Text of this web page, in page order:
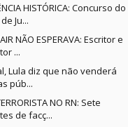
HISTÓRICA: Concurso do
Ju...
NÃO ESPERAVA: Escritor e
...
Lula diz que não venderá
púb...
NO RN: Sete
de facç...